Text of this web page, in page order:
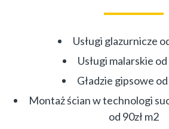
Usługi glazurnicze
Usługi malarskie od
Gładzie gipsowe od
Montaż ścian w technologi
od 90zł m2